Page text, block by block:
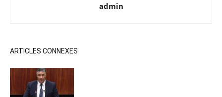
admin
ARTICLES CONNEXES